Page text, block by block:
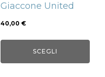
Giaccone United
40,00 €
SCEGLI
essere
scelte
del